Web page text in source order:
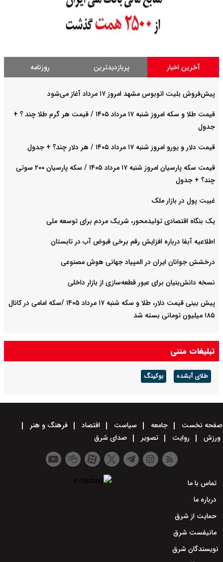
آخرین اخبار پربازدیدترین روزنامه
پیش‌فروش بلیت اتوبوس مشهد امروز ۱۷ مرداد آغاز می‌شود
قیمت طلا و سکه امروز شنبه ۱۷ مرداد ۱۴۰۵ / قیمت هر گرم طلا چند ؟ +
جدول
قیمت دلار و یورو امروز شنبه ۱۷ مرداد ۱۴۰۵ / هر دلار چند؟ + جدول
قیمت سکه پارسیان امروز شنبه ۱۷ مرداد ۱۴۰۵ / سکه پارسیان ۲۰۰ سوتی
چند؟ + جدول
غیبت پول در بازار ملک
یک بنگاه اقتصادی تولیدمحور، شریک مردم برای توسعه ملی
اطلاعیه آبفا درباره افزایش رقم برخی قبوض آب در تابستان
درخشش جوانان ایران در المپیاد جهانی هوش مصنوعی
نسخه دانش‌بنیان برای عبور قطعه‌سازی از بازار داخلی
پیش ‌بینی قیمت دلار، طلا و سکه شنبه ۱۷ مرداد ۱۴۰۵ /سکه امامی در کانال
۱۸۵ میلیون تومانی بسته شد
تبلیغات متنی
طلای آبشده بوکینگ
صفحه نخست جامعه سیاست اقتصاد
فرهنگ و هنر
ورزش
روایت تصویر صدای شرق
تماس با ما
درباره ما
حمایت از شرق
مانیفست شرق
نویسندگان شرق